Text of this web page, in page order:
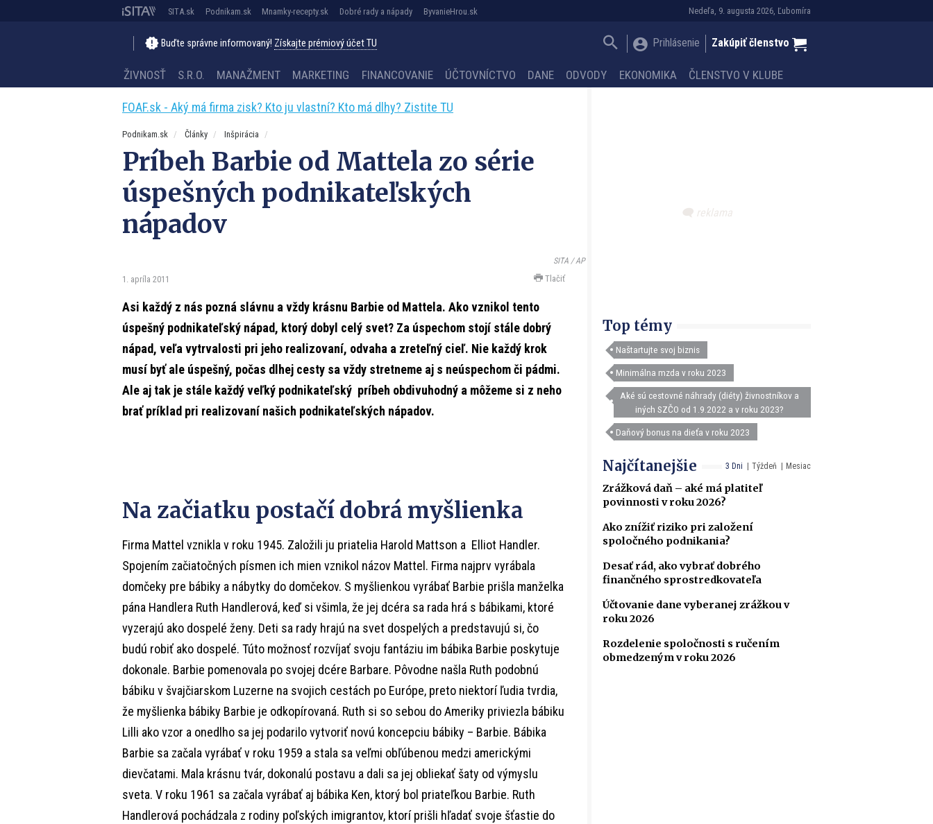
Nedeľa, 9. augusta 2026, Ľubomíra
SITA.sk Podnikam.sk Mnamky-recepty.sk Dobré rady a nápady ByvanieHrou.sk
Buďte správne informovaný! Získajte prémiový účet TU Prihlásenie Zakúpiť členstvo
ŽIVNOSŤ S.R.O. MANAŽMENT MARKETING FINANCOVANIE ÚČTOVNÍCTVO DANE ODVODY EKONOMIKA ČLENSTVO V KLUBE
FOAF.sk - Aký má firma zisk? Kto ju vlastní? Kto má dlhy? Zistite TU
Podnikam.sk Články Inšpirácia
Príbeh Barbie od Mattela zo série
úspešných podnikateľských
nápadov
SITA / AP
1. apríla 2011 Tlačiť
Asi každý z nás pozná slávnu a vždy krásnu Barbie od Mattela. Ako vznikol tento
úspešný podnikateľský nápad, ktorý dobyl celý svet? Za úspechom stojí stále dobrý
nápad, veľa vytrvalosti pri jeho realizovaní, odvaha a zreteľný cieľ. Nie každý krok
musí byť ale úspešný, počas dlhej cesty sa vždy stretneme aj s neúspechom či pádmi.
Ale aj tak je stále každý veľký podnikateľský príbeh obdivuhodný a môžeme si z neho
brať príklad pri realizovaní našich podnikateľských nápadov.
Na začiatku postačí dobrá myšlienka
Firma Mattel vznikla v roku 1945. Založili ju priatelia Harold Mattson a Elliot Handler.
Spojením začiatočných písmen ich mien vznikol názov Mattel. Firma najprv vyrábala
domčeky pre bábiky a nábytky do domčekov. S myšlienkou vyrábať Barbie prišla manželka
pána Handlera Ruth Handlerová, keď si všimla, že jej dcéra sa rada hrá s bábikami, ktoré
vyzerajú ako dospelé ženy. Deti sa rady hrajú na svet dospelých a predstavujú si, čo
budú robiť ako dospelé. Túto možnosť rozvíjať svoju fantáziu im bábika Barbie poskytuje
dokonale. Barbie pomenovala po svojej dcére Barbare. Pôvodne našla Ruth podobnú
bábiku v švajčiarskom Luzerne na svojich cestách po Európe, preto niektorí ľudia tvrdia,
že myšlienka bábiky Barbie je odkopírovaná. Ruth si so sebou do Ameriky priviezla bábiku
Lilli ako vzor a onedlho sa jej podarilo vytvoriť novú koncepciu bábiky – Barbie. Bábika
Barbie sa začala vyrábať v roku 1959 a stala sa veľmi obľúbenou medzi americkými
dievčatami. Mala krásnu tvár, dokonalú postavu a dali sa jej obliekať šaty od výmyslu
sveta. V roku 1961 sa začala vyrábať aj bábika Ken, ktorý bol priateľkou Barbie. Ruth
Handlerová pochádzala z rodiny poľských imigrantov, ktorí prišli hľadať svoje šťastie do
Top témy
Naštartujte svoj biznis
Minimálna mzda v roku 2023
Aké sú cestovné náhrady (diéty) živnostníkov a
iných SZČO od 1.9.2022 a v roku 2023?
Daňový bonus na dieťa v roku 2023
3 Dni Týždeň Mesiac
Najčítanejšie
Zrážková daň – aké má platiteľ
povinnosti v roku 2026?
Ako znížiť riziko pri založení
spoločného podnikania?
Desať rád, ako vybrať dobrého
finančného sprostredkovateľa
Účtovanie dane vyberanej zrážkou v
roku 2026
Rozdelenie spoločnosti s ručením
obmedzeným v roku 2026